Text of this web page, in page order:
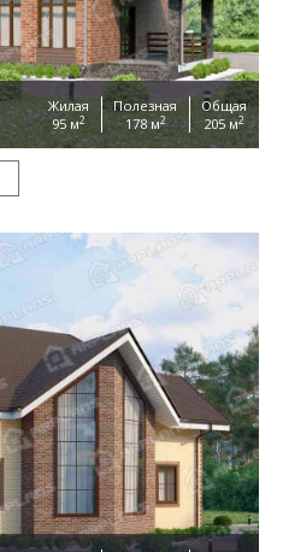
Жилая
95 м2
Полезная
178 м2
Общая
205 м2